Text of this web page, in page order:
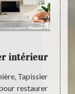
intérieur
Tapissier
restaurer